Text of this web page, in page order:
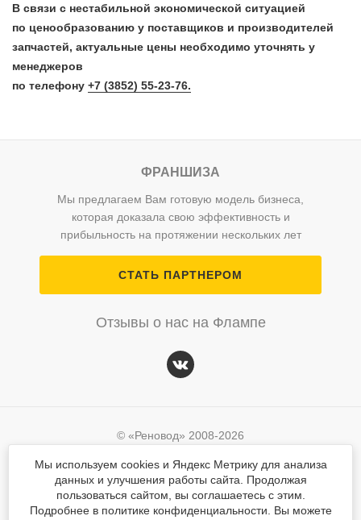
В связи с нестабильной экономической ситуацией
по ценообразованию у поставщиков и производителей
запчастей, актуальные цены необходимо уточнять у
менеджеров
по телефону +7 (3852) 55-23-76.
ФРАНШИЗА
Мы предлагаем Вам готовую модель бизнеса,
которая доказала свою эффективность и
прибыльность на протяжении нескольких лет
СТАТЬ ПАРТНЕРОМ
Отзывы о нас на Флампе
© «Реновод» 2008-2026
Политика персональных данных
Согласие на обработку персональных данных
Разработка сайтаMahogany
© «Реновод» 2008-2026
Мы используем cookies и Яндекс Метрику для анализа
данных и улучшения работы сайта. Продолжая
пользоваться сайтом, вы соглашаетесь с этим.
Подробнее в политике конфиденциальности. Вы можете